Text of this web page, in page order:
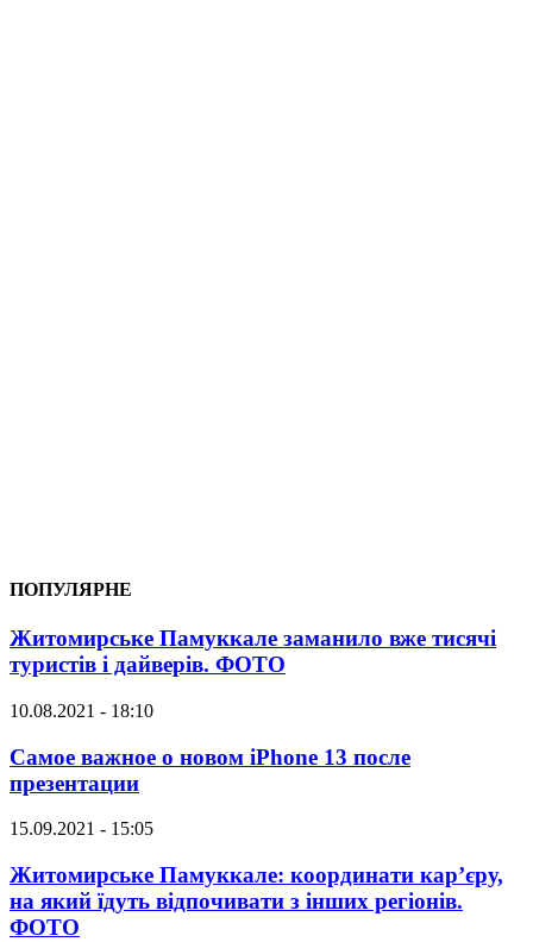
ПОПУЛЯРНЕ
Житомирське Памуккале заманило вже тисячі
туристів і дайверів. ФОТО
10.08.2021 - 18:10
Самое важное о новом iPhone 13 после
презентации
15.09.2021 - 15:05
Житомирське Памуккале: координати кар’єру,
на який їдуть відпочивати з інших регіонів.
ФОТО